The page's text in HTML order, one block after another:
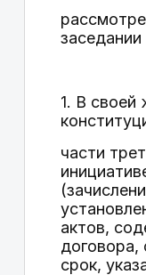
1. В своей
части
актов,
договора,
срок,